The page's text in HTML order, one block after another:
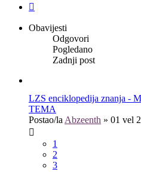
Obavijesti
Odgovori
Pogledano
Zadnji post
LZS enciklopedija znanja -
TEMA
Postao/la Abzeenth » 01 vel
1
2
3